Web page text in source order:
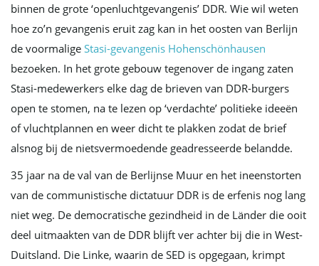
binnen de grote ‘openluchtgevangenis’ DDR. Wie wil weten
hoe zo’n gevangenis eruit zag kan in het oosten van Berlijn
de voormaligeStasi-gevangenis Hohenschönhausen
bezoeken. In het grote gebouw tegenover de ingang zaten
Stasi-medewerkers elke dag de brieven van DDR-burgers
open te stomen, na te lezen op ‘verdachte’ politieke ideeën
of vluchtplannen en weer dicht te plakken zodat de brief
alsnog bij de nietsvermoedende geadresseerde belandde.
35 jaar na de val van de Berlijnse Muur en het ineenstorten
van de communistische dictatuur DDR is de erfenis nog lang
niet weg. De democratische gezindheid in de Länder die ooit
deel uitmaakten van de DDR blijft ver achter bij die in West-
Duitsland. Die Linke, waarin de SED is opgegaan, krimpt